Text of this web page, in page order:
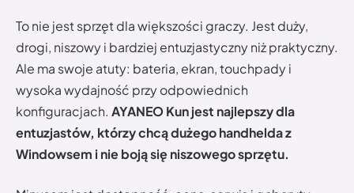
To nie jest sprzęt dla większości graczy. Jest duży,
drogi, niszowy i bardziej entuzjastyczny niż praktyczny.
Ale ma swoje atuty: bateria, ekran, touchpady i
wysoka wydajność przy odpowiednich
konfiguracjach. AYANEO Kun jest najlepszy dla
entuzjastów, którzy chcą dużego handhelda z
Windowsem i nie boją się niszowego sprzętu.